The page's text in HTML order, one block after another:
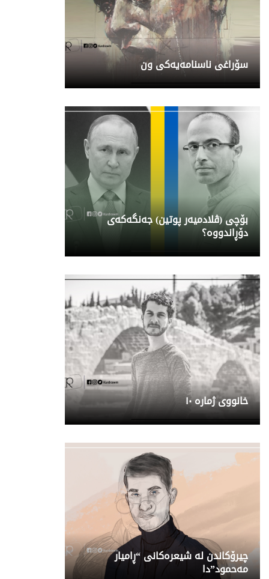
سۆراغی ناسنامەیەکی ون
بۆچی (ڤلادمیەر پوتین) جەنگەکەی
دۆڕاندووە؟
خانووی ژمارە ١٠
چیرۆکاندن لە شیعرەکانی “ڕامیار
مەحمود”دا